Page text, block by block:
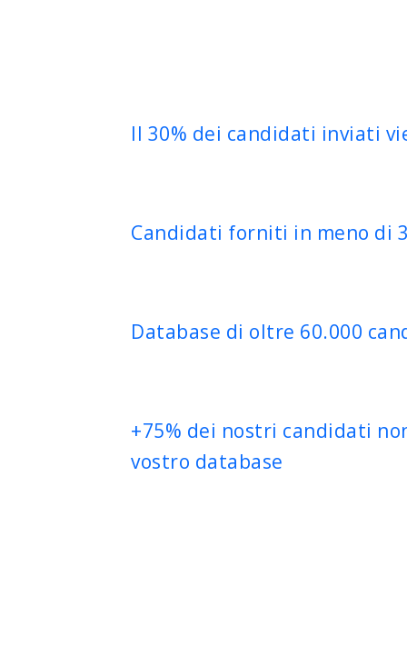
Il 30% dei candidati inviati
Candidati forniti in meno di
Database di oltre 60.000
+75% dei nostri candidati
vostro database